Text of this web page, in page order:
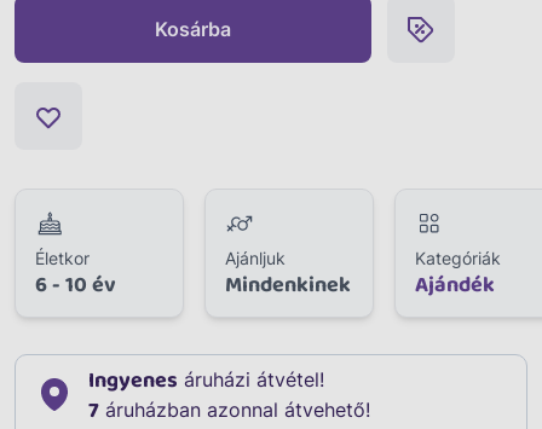
Kosárba
Életkor
6 - 10 év
Ajánljuk
Mindenkinek
Kategóriák
Ajándék
Ingyenes áruházi átvétel!
7 áruházban azonnal átvehető!